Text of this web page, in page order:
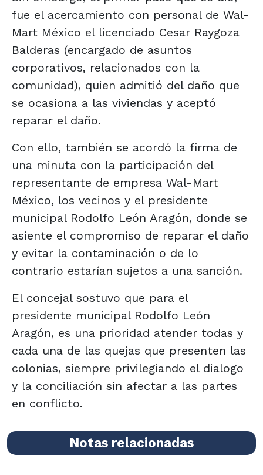
fue el acercamiento con personal de Wal-
Mart México el licenciado Cesar Raygoza
Balderas (encargado de asuntos
corporativos, relacionados con la
comunidad), quien admitió del daño que
se ocasiona a las viviendas y aceptó
reparar el daño.
Con ello, también se acordó la firma de
una minuta con la participación del
representante de empresa Wal-Mart
México, los vecinos y el presidente
municipal Rodolfo León Aragón, donde se
asiente el compromiso de reparar el daño
y evitar la contaminación o de lo
contrario estarían sujetos a una sanción.
El concejal sostuvo que para el
presidente municipal Rodolfo León
Aragón, es una prioridad atender todas y
cada una de las quejas que presenten las
colonias, siempre privilegiando el dialogo
y la conciliación sin afectar a las partes
en conflicto.
Notas relacionadas